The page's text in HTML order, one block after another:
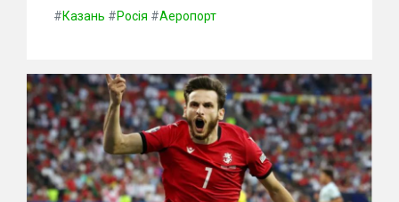
#Казань #Росія #Аеропорт